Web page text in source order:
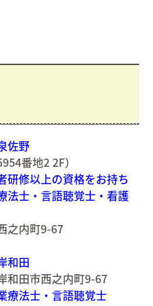
佐野
番地2 2F）
研修以上の資格をお持ち
法士・言語聴覚士・看護
之内町9-67
和田
和田市西之内町9-67
療法士・言語聴覚士